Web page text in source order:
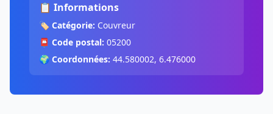
📋 Informations
🏷️ Catégorie: Couvreur
📮 Code postal: 05200
🌍 Coordonnées: 44.580002, 6.476000